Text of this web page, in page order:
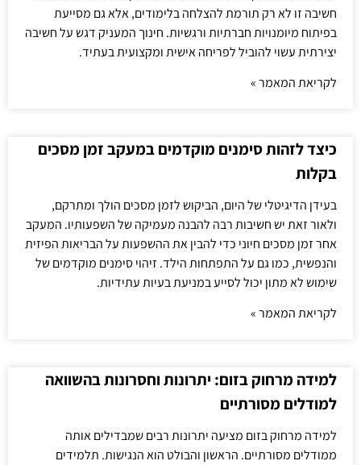
חשיבה זו לא רק תורמת להצלחה בלימודים, אלא גם מסייעת
בפיתוח מיומנויות חברתיות ורגשיות. חינוך המעניק דגש על חשיבה
יצירתית עשוי להוביל לפריחה אישית ומקצועית בעתיד.
לקריאת המאמר »
כיצד לזהות סימנים מוקדמים במעקב זמן מסכים
בקלות
בעידן הדיגיטלי של היום, הביקוש לזמן מסכים הולך ומתרקם,
ולאור זאת יש חשיבות רבה להבנה מעמיקה של השפעותיו. המעקב
אחר זמן מסכים חיוני כדי להבין את ההשפעות על הבריאות הפיזית
והנפשית, כמו גם על התפתחות הילד. זיהוי סימנים מוקדמים של
שימוש לא מתון יכול לסייע במניעת בעיות עתידיות.
לקריאת המאמר »
למידה מרחוק בזום: יתרונות וחסרונות בהשוואה
למודלים מסורתיים
למידה מרחוק בזום מציעה יתרונות רבים שמבדילים אותה
ממודלים מסורתיים. הראשון והבולט הוא הנגישות. תלמידים